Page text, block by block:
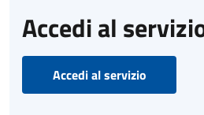
Accedi al
Accedi al servizio